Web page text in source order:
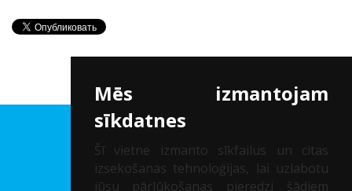
Mēs izmantojam
sīkdatnes
Šī vietne izmanto sīkfailus un citas
izsekošanas tehnoloģijas, lai uzlabotu
jūsu pārlūkošanas pieredzi šādiem
Клиника др. Соломатина
Рег. нр.: 40002041747